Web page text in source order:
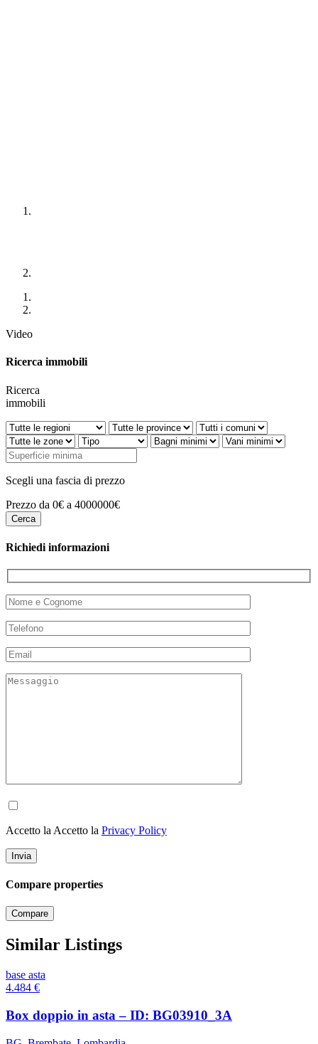
Video
Ricerca immobili
Ricerca
immobili
Scegli una fascia di prezzo
Prezzo da 0€ a 4000000€
Richiedi informazioni
Accetto la Accetto la Privacy Policy
Compare properties
Compare
Similar Listings
base asta
4.484 €
Box doppio in asta – ID: BG03910_3A